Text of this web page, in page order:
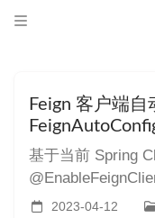
Feign 客户端
基于当前 Spring
2023-04-12